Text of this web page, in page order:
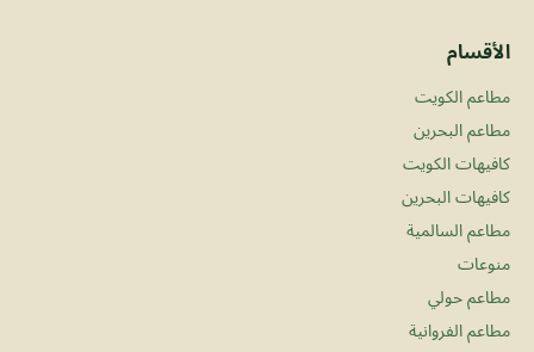
الأقسام
مطاعم الكويت
مطاعم البحرين
كافيهات الكويت
كافيهات البحرين
مطاعم السالمية
منوعات
مطاعم حولي
مطاعم الفروانية